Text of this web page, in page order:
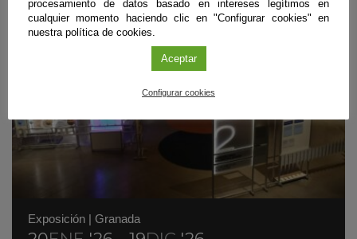
Exposición | Granada
procesamiento de datos basado en intereses legítimos en
cualquier momento haciendo clic en "Configurar cookies" en
nuestra política de cookies.
Aceptar
Configurar cookies